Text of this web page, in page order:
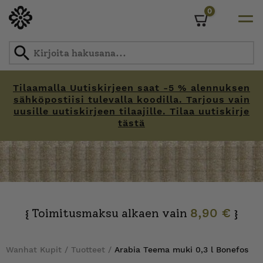
Tilaamalla Uutiskirjeen saat -5 % alennuksen
sähköpostiisi tulevalla koodilla. Tarjous vain
uusille uutiskirjeen tilaajille. Tilaa uutiskirje
tästä
0
{ Toimitusmaksu alkaen vain 8,90 € }
Wanhat Kupit / Tuotteet / Arabia Teema muki 0,3 l Bonefos